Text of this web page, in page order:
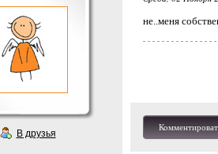
В друзья
не..меня